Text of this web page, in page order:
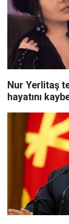
Nur Yerlitaş
hayatını